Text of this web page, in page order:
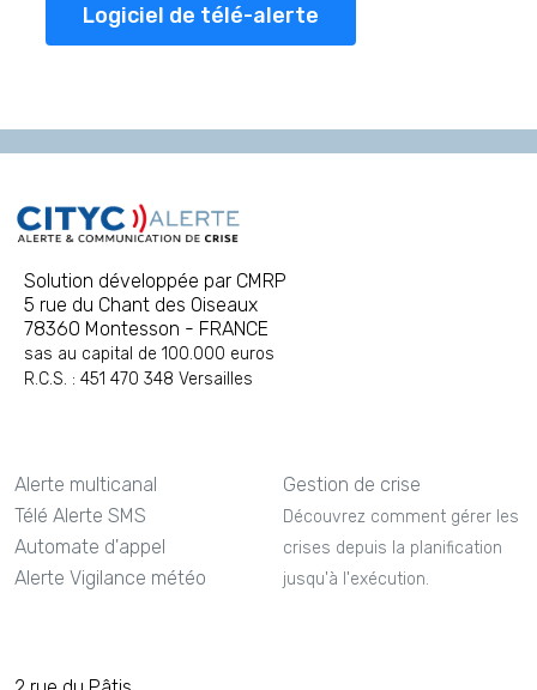
Logiciel de télé-alerte
Solution développée par CMRP
5 rue du Chant des Oiseaux
78360 Montesson - FRANCE
sas au capital de 100.000 euros
R.C.S. : 451 470 348 Versailles
Alerte multicanal
Télé Alerte SMS
Automate d'appel
Alerte Vigilance météo
Gestion de crise
Découvrez comment gérer les
crises depuis la planification
jusqu'à l'exécution.